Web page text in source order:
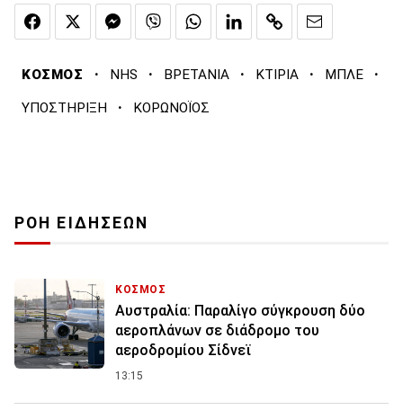
ΚΟΣΜΟΣ · NHS · ΒΡΕΤΑΝΙΑ · ΚΤΙΡΙΑ · ΜΠΛΕ ·
ΥΠΟΣΤΗΡΙΞΗ · ΚΟΡΩΝΟΪΟΣ
ΡΟΗ ΕΙΔΗΣΕΩΝ
ΚΟΣΜΟΣ
Αυστραλία: Παραλίγο σύγκρουση δύο
αεροπλάνων σε διάδρομο του
αεροδρομίου Σίδνεϊ
13:15